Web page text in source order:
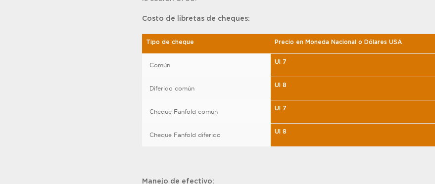
Costo de libretas de cheques:
Tipo de cheque Precio en Moneda Nacional o Dólares USA
Común UI 7
Diferido común UI 8
Cheque Fanfold común UI 7
Cheque Fanfold diferido UI 8
Manejo de efectivo: